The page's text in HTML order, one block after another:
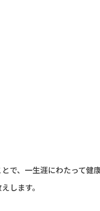
で、一生涯にわたって
します。